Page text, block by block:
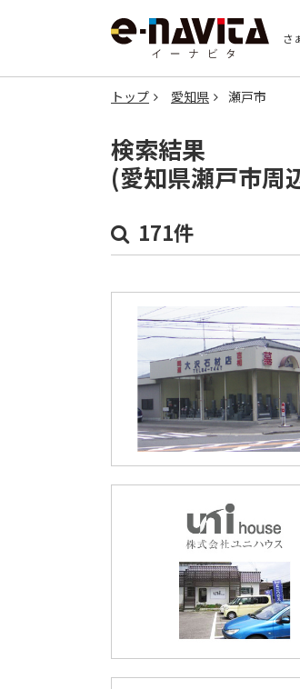
さ
トップ 愛知県 瀬戸市
検索結果
(愛知県瀬戸市周
171件